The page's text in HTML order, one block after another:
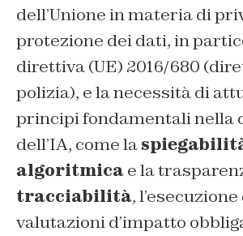
dell’Unione in materia di
protezione dei dati, in
direttiva (UE) 2016/680
polizia), e la necessità di
principi fondamentali nella
dell’IA, come la
algoritmica e la
tracciabilità,
valutazioni d’impatto